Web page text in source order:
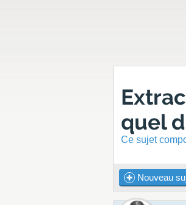
quel
Ce sujet
Nouveau